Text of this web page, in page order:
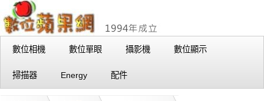
數位相機 數位單眼 攝影機 數位顯示
掃描器 Energy 配件